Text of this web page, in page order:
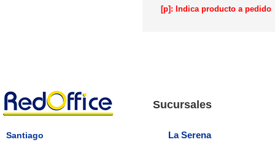
[p]: Indica producto a pedido
Santiago
Sucursales
La Serena